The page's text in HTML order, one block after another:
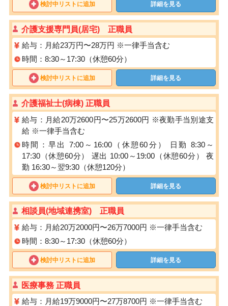
検討中リストに追加 詳細を見る
介護⽀援専⾨員(居宅) 正職員
給与：月給23万円〜28万円 ※一律手当含む
時間：8:30～17:30（休憩60分）
検討中リストに追加 詳細を見る
介護福祉士(病棟) 正職員
給与：月給20万2600円〜25万2600円 ※夜勤手当別途支
給 ※一律手当含む
時間：早出 7:00～16:00（休憩60分） 日勤 8:30～
17:30（休憩60分） 遅出 10:00～19:00（休憩60分） 夜
勤 16:30～翌9:30（休憩120分）
検討中リストに追加 詳細を見る
相談員(地域連携室) 正職員
給与：月給20万2000円〜26万7000円 ※一律手当含む
時間：8:30～17:30（休憩60分）
検討中リストに追加 詳細を見る
医療事務 正職員
給与：月給19万9000円〜27万8700円 ※一律手当含む